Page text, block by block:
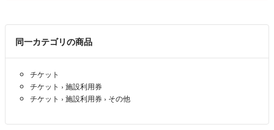
同一カテゴリの商品
チケット
チケット › 施設利用券
チケット › 施設利用券 › その他